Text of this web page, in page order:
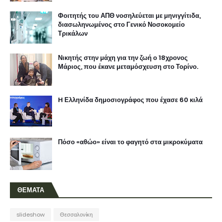
Φοιτητής του ΑΠΘ νοσηλεύεται με μηνιγγίτιδα,
διασωληνωμένος στο Γενικό Νοσοκομείο
Τρικάλων
Νικητής στην μάχη για την ζωή ο 18χρονος
Μάριος, που έκανε μεταμόσχευση στο Τορίνο.
H Ελληνίδα δημοσιογράφος που έχασε 60 κιλά
Πόσο «αθώο» είναι το φαγητό στα μικροκύματα
ΘΕΜΑΤΑ
slideshow Θεσσαλονίκη